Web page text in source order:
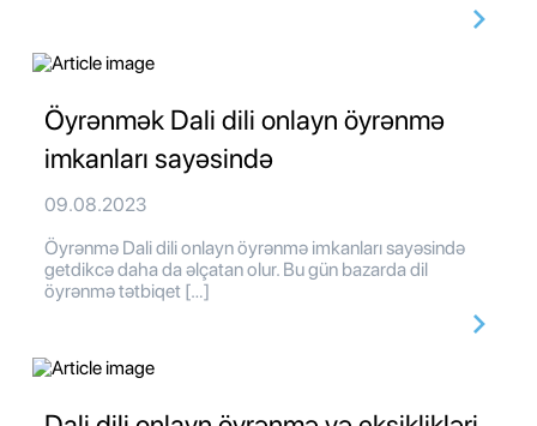
Öyrənmək Dali dili onlayn öyrənmə
imkanları sayəsində
09.08.2023
Öyrənmə Dali dili onlayn öyrənmə imkanları sayəsində
getdikcə daha da əlçatan olur. Bu gün bazarda dil
öyrənmə tətbiqet […]